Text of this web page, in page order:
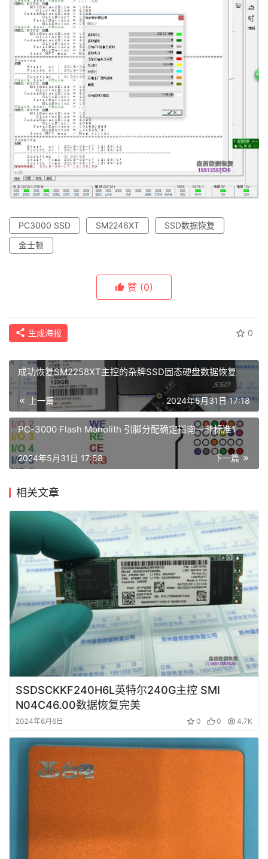
见
题
短
频
布
关
于
盘
首PC3000 SSD SM2246XT
SSD数据恢复
金士顿
赞 (0)
生成海报 0
成功恢复SM2258XT主控的杂牌SSD固态硬盘数据恢复
上一篇 2024年5月31日 17:18
PC-3000 Flash Monolith 引脚分配确定指南－非标准1
下一篇
2024年5月31日 17:58
相关文章
SSDSCKKF240H6L英特尔240G主控 SMI
N04C46.00数据恢复完美
2024年6月6日 0 0 4.7K